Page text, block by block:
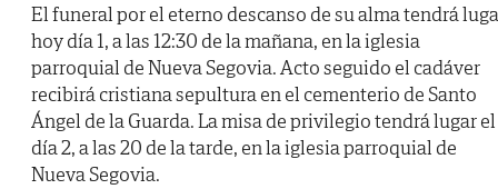
El funeral por el eterno descanso de su alma tendrá
hoy día 1, a las 12:30 de la mañana, en la iglesia
parroquial de Nueva Segovia. Acto seguido el cadáver
recibirá cristiana sepultura en el cementerio de Santo
Ángel de la Guarda. La misa de privilegio tendrá lugar el
día 2, a las 20 de la tarde, en la iglesia parroquial de
Nueva Segovia.